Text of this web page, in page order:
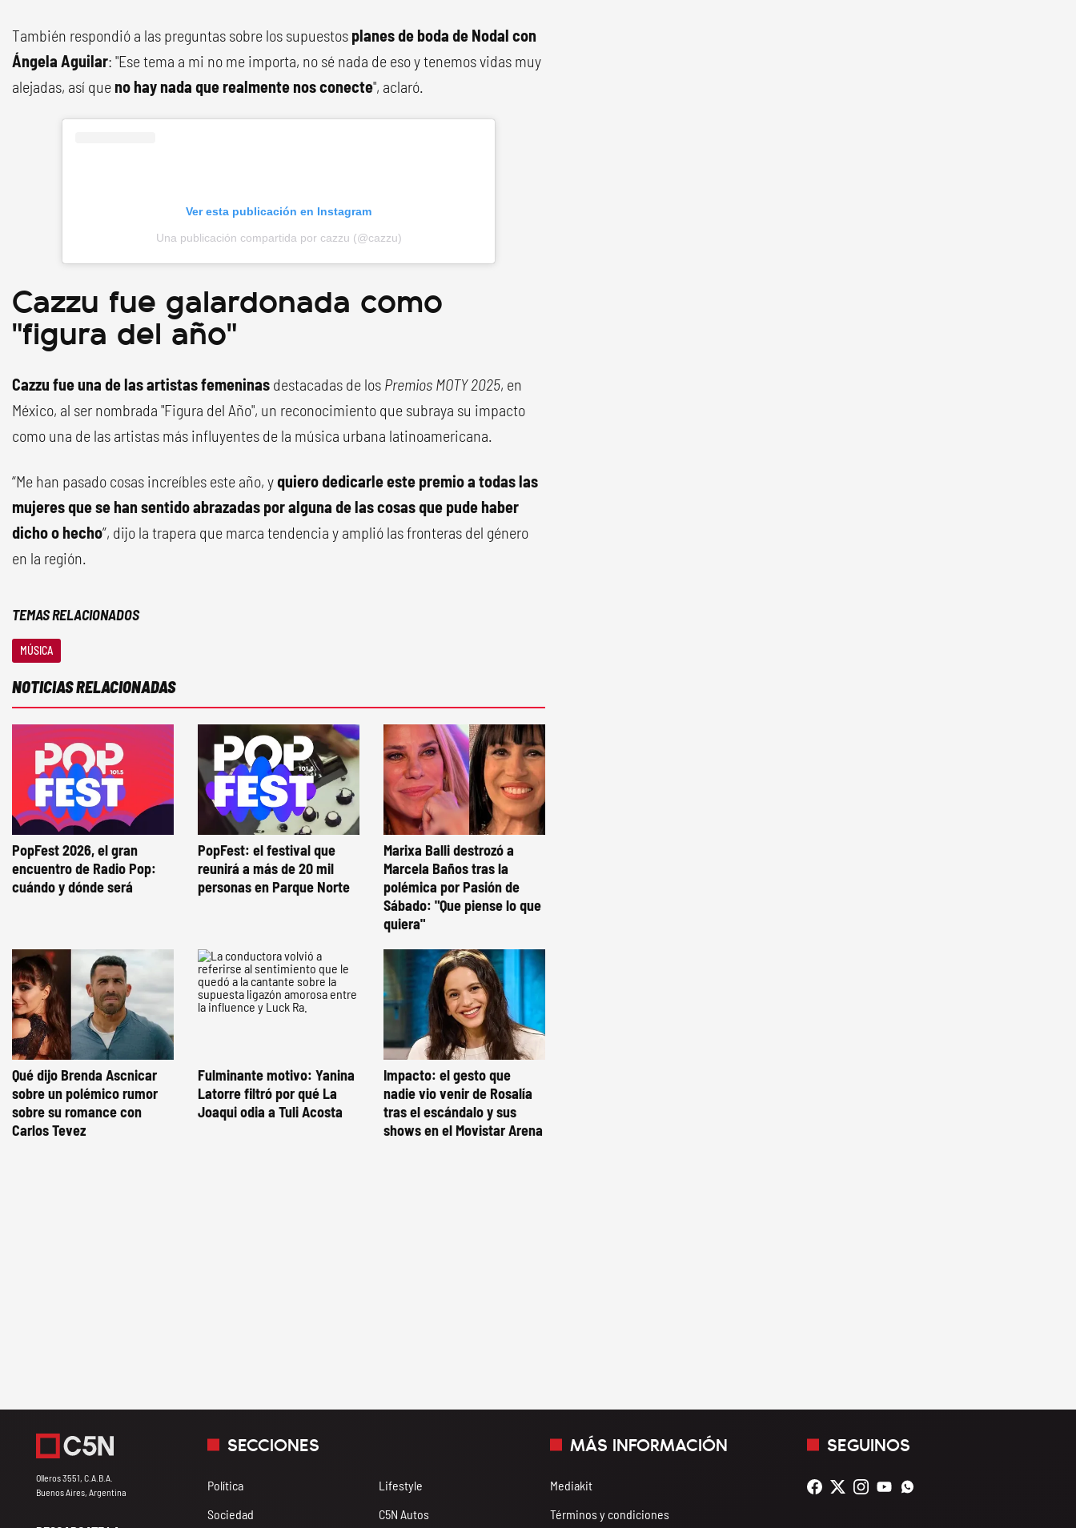
También respondió a las preguntas sobre los supuestos planes de boda de Nodal con
Ángela Aguilar: "Ese tema a mi no me importa, no sé nada de eso y tenemos vidas muy
alejadas, así que no hay nada que realmente nos conecte", aclaró.
Ver esta publicación en Instagram
Una publicación compartida por cazzu (@cazzu)
Cazzu fue galardonada como
"figura del año"
Cazzu fue una de las artistas femeninas destacadas de los Premios MOTY 2025, en
México, al ser nombrada "Figura del Año", un reconocimiento que subraya su impacto
como una de las artistas más influyentes de la música urbana latinoamericana.
“Me han pasado cosas increíbles este año, yquiero dedicarle este premio a todas las
mujeres que se han sentido abrazadas por alguna de las cosas que pude haber
dicho o hecho”, dijo la trapera que marca tendencia y amplió las fronteras del género
en la región.
TEMAS RELACIONADOS
MÚSICA
NOTICIAS RELACIONADAS
PopFest 2026, el gran
encuentro de Radio Pop:
cuándo y dónde será
PopFest: el festival que
reunirá a más de 20 mil
personas en Parque Norte
Marixa Balli destrozó a
Marcela Baños tras la
polémica por Pasión de
Sábado: "Que piense lo que
quiera"
Qué dijo Brenda Ascnicar
sobre un polémico rumor
sobre su romance con
Carlos Tevez
Fulminante motivo: Yanina
Latorre filtró por qué La
Joaqui odia a Tuli Acosta
Impacto: el gesto que
nadie vio venir de Rosalía
tras el escándalo y sus
shows en el Movistar Arena
Olleros 3551, C.A.B.A.
Buenos Aires, Argentina
SECCIONES
Política
Sociedad
Lifestyle
C5N Autos
MÁS INFORMACIÓN
Mediakit
Términos y condiciones
SEGUINOS